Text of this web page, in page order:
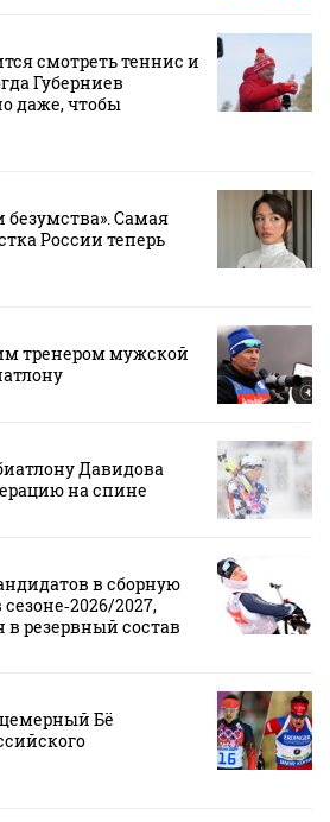
смотреть теннис и
Губерниев
даже, чтобы
безумства». Самая
России теперь
тренером мужской
Давидова
на спине
в сборную
2027,
в резервный состав
Бё